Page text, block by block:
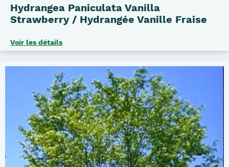
Hydrangea Paniculata Vanilla
Strawberry / Hydrangée Vanille Fraise
Voir les détails